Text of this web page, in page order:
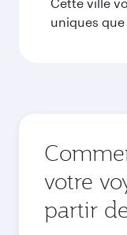
uniques
votre
partir